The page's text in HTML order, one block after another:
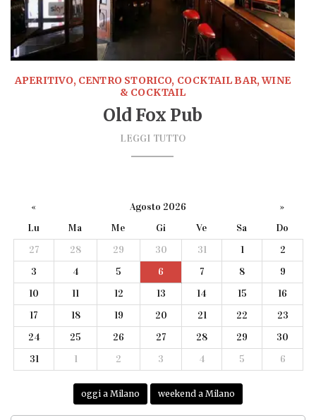
APERITIVO, CENTRO STORICO, COCKTAIL BAR, WINE
& COCKTAIL
Old Fox Pub
LEGGI TUTTO
« Agosto 2026
»
Lu
Ma Me Gi Ve Sa
Do
27
28 29 30 31 1
2
3
4 5 6 7 8
9
10
11 12 13 14 15
16
17
18 19 20 21 22
23
24
25 26 27 28 29
30
31
1 2 3 4 5 6
oggi a Milano weekend a Milano